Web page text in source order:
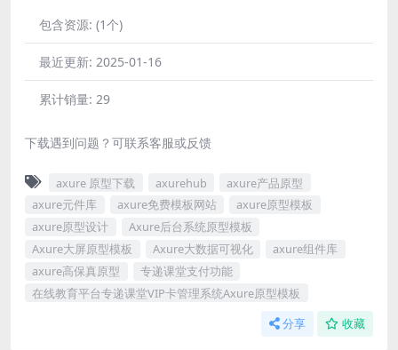
包含资源: (1个)
最近更新: 2025-01-16
累计销量: 29
下载遇到问题？可联系客服或反馈
axure 原型下载 axurehub
axure产品原型
axure元件库
axure免费模板网站
axure原型模板
axure原型设计
Axure后台系统原型模板
Axure大屏原型模板
Axure大数据可视化
axure组件库
axure高保真原型
专递课堂支付功能
在线教育平台专递课堂VIP卡管理系统Axure原型模板
分享 收藏